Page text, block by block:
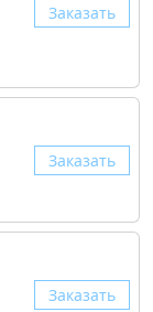
Заказать
Заказать
Заказать